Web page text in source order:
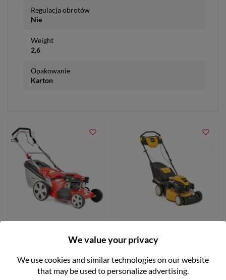
Regulacja obrotów
Nie
Weight
2,6
Opakowanie
Karton
170 cm3 Hecht 550SW
favorite_border
napędem LM2 DR46S CUB
CADET 12EBTQKC603
zł2,399.00
favorite_border
We value your privacy
We use cookies and similar technologies on our website
that may be used to personalize advertising.